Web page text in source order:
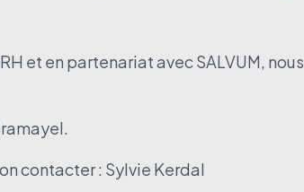
et en partenariat avec SALVUM, nous
contacter : Sylvie Kerdal